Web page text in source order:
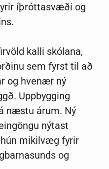
íþróttasvæði og
kalli skólana,
sem fyrst til að
og hvenær ný
Uppbygging
næstu árum. Ný
nýtast
mikilvæg fyrir
og